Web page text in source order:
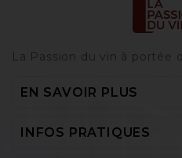
La Passion du vin à portée
EN SAVOIR PLUS
INFOS PRATIQUES